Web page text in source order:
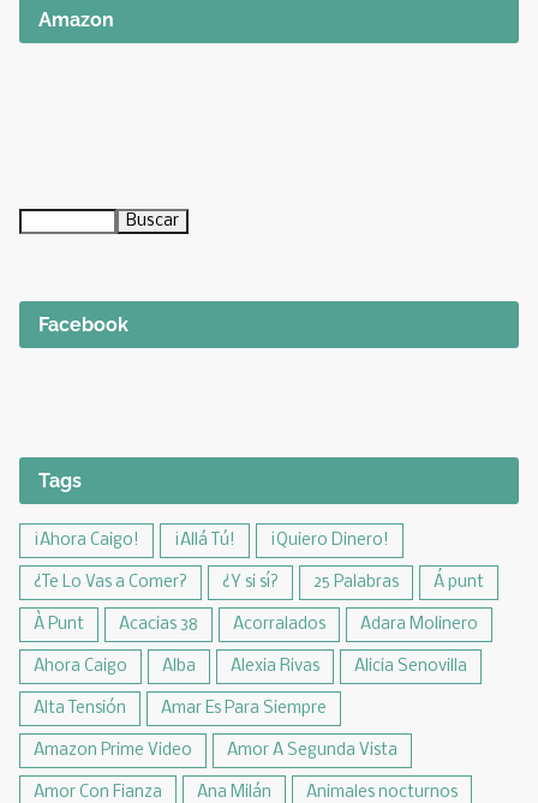
Amazon
Facebook
Tags
¡Ahora Caigo! ¡Allá Tú! ¡Quiero Dinero!
¿Te Lo Vas a Comer? ¿Y si sí? 25 Palabras Á punt
À Punt Acacias 38 Acorralados Adara Molinero
Ahora Caigo Alba Alexia Rivas Alicia Senovilla
Alta Tensión Amar Es Para Siempre
Amazon Prime Video Amor A Segunda Vista
Amor Con Fianza Ana Milán Animales nocturnos